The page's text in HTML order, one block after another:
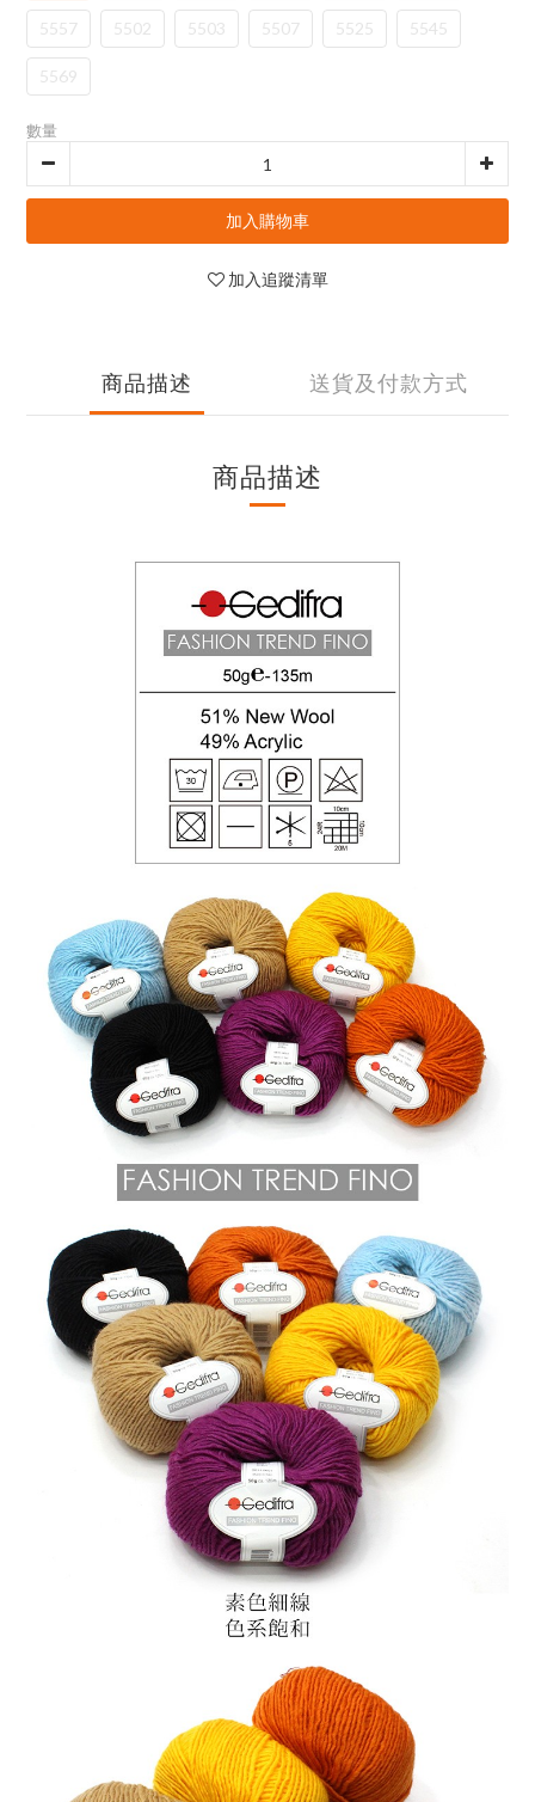
5557 5502 5503 5507 5525 5545
5569
數量
加入購物車
加入追蹤清單
商品描述 送貨及付款方式
商品描述